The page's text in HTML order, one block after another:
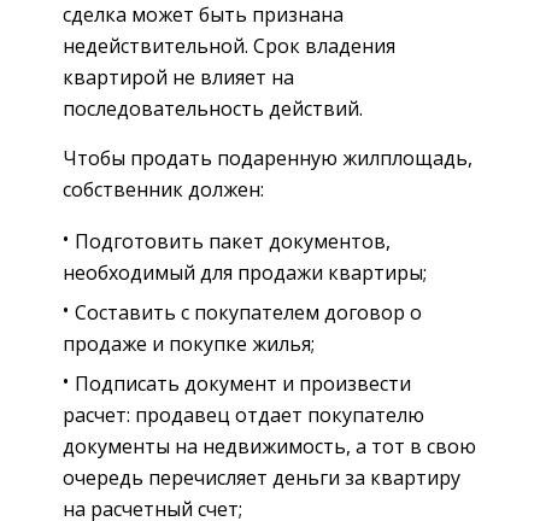
сделка может быть признана
недействительной. Срок владения
квартирой не влияет на
последовательность действий.
Чтобы продать подаренную жилплощадь,
собственник должен:
Подготовить пакет документов,
необходимый для продажи квартиры;
Составить с покупателем договор о
продаже и покупке жилья;
Подписать документ и произвести
расчет: продавец отдает покупателю
документы на недвижимость, а тот в свою
очередь перечисляет деньги за квартиру
на расчетный счет;